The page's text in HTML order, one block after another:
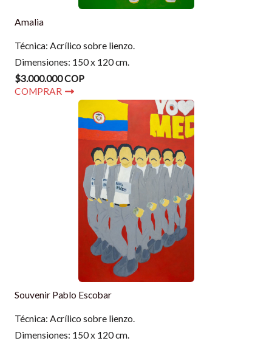
Amalia
Técnica: Acrílico sobre lienzo.
Dimensiones: 150 x 120 cm.
$3.000.000 COP
COMPRAR
Souvenir Pablo Escobar
Técnica: Acrílico sobre lienzo.
Dimensiones: 150 x 120 cm.